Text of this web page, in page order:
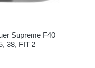
Supreme F40
38, FIT 2